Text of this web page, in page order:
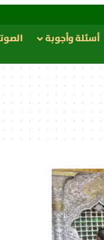
أسئلة وأجوبة